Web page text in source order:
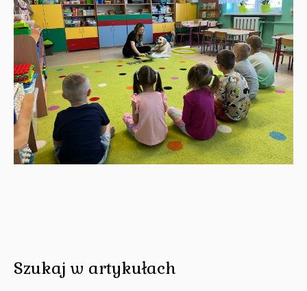
Szukaj w artykułach